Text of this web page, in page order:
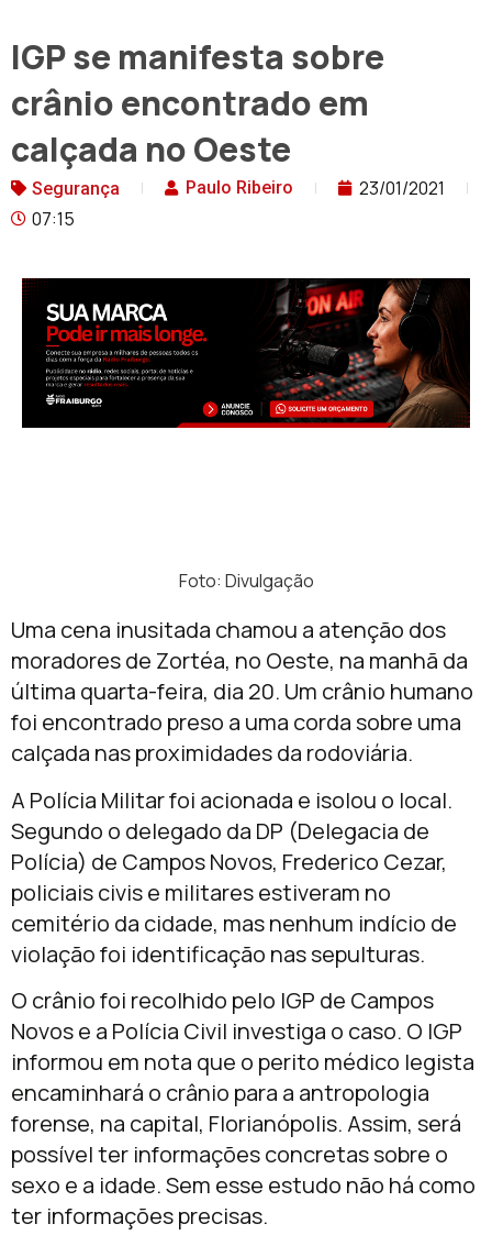
IGP se manifesta sobre
crânio encontrado em
calçada no Oeste
Segurança Paulo Ribeiro
23/01/2021
07:15
Foto: Divulgação
Uma cena inusitada chamou a atenção dos
moradores de Zortéa, no Oeste, na manhã da
última quarta-feira, dia 20. Um crânio humano
foi encontrado preso a uma corda sobre uma
calçada nas proximidades da rodoviária.
A Polícia Militar foi acionada e isolou o local.
Segundo o delegado da DP (Delegacia de
Polícia) de Campos Novos, Frederico Cezar,
policiais civis e militares estiveram no
cemitério da cidade, mas nenhum indício de
violação foi identificação nas sepulturas.
O crânio foi recolhido pelo IGP de Campos
Novos e a Polícia Civil investiga o caso. O IGP
informou em nota que o perito médico legista
encaminhará o crânio para a antropologia
forense, na capital, Florianópolis. Assim, será
possível ter informações concretas sobre o
sexo e a idade. Sem esse estudo não há como
ter informações precisas.